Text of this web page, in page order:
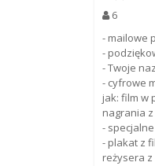
6
- mailowe
-
- Twoje
- cyfrowe
jak: film w
nagrania
-
- plakat z
reżysera